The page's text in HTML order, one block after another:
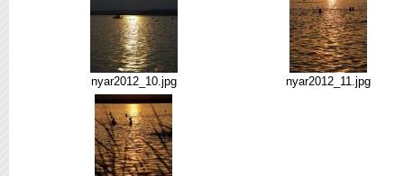
nyar2012_10.jpg nyar2012_11.jpg